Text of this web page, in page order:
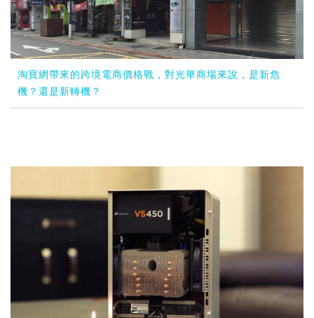
淘寶網帶來的跨境電商價格戰，對光華商場來說，是新危
機？還是新轉機？